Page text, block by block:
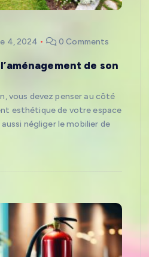
4, 2024 0 Comments
de son
vous devez penser au côté
esthétique de votre espace
négliger le mobilier de